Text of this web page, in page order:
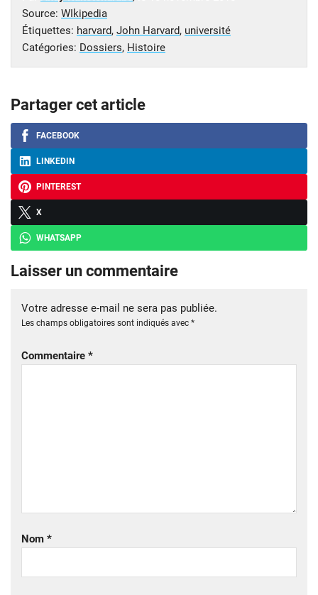
Source: WIkipedia
Étiquettes: harvard, John Harvard, université
Catégories: Dossiers, Histoire
Partager cet article
FACEBOOK
LINKEDIN
PINTEREST
X
WHATSAPP
Laisser un commentaire
Votre adresse e-mail ne sera pas publiée.
Les champs obligatoires sont indiqués avec *
Commentaire *
Nom *